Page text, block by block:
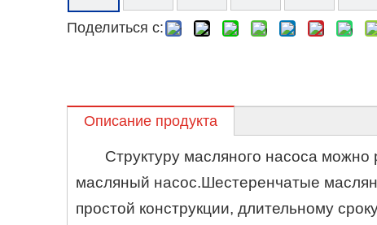
Поделиться с:
Описание продукта
Структуру масляного насоса
масляный насос.Шестеренчатые
простой конструкции, длительному